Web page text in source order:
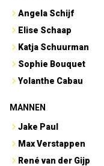
Angela Schijf
Elise Schaap
Katja Schuurman
Sophie Bouquet
Yolanthe Cabau
MANNEN
Jake Paul
Max Verstappen
René van der Gijp